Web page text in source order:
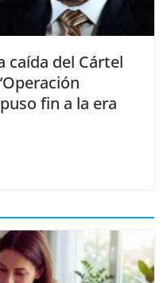
caída del Cártel
fin a la era